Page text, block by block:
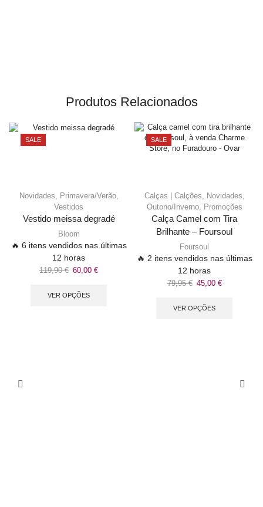
Produtos Relacionados
SALE
Novidades Primavera/Verão,
Vestidos
Vestido meissa degradé
Bloom
🔥 6 itens vendidos nas últimas
12 horas
119,90€ 60,00 €
VER OPÇÕES
SALE
Calças | Calções Novidades
Outono/Inverno, Promoções
Calça Camel com Tira
Brilhante – Foursoul
Foursoul
🔥 2 itens vendidos nas últimas
12 horas
79,95€ 45,00 €
VER OPÇÕES